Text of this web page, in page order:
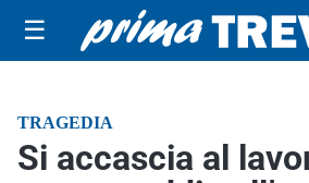
☰
TRAGEDIA
Si accascia al